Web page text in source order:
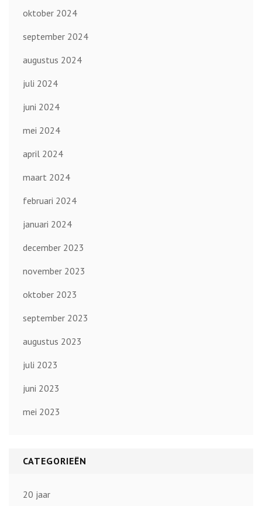
oktober 2024
september 2024
augustus 2024
juli 2024
juni 2024
mei 2024
april 2024
maart 2024
februari 2024
januari 2024
december 2023
november 2023
oktober 2023
september 2023
augustus 2023
juli 2023
juni 2023
mei 2023
CATEGORIEËN
20 jaar